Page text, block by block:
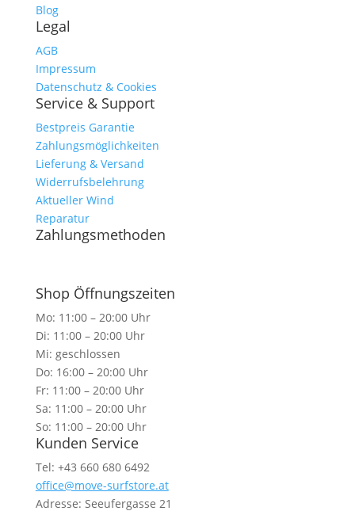
Blog
Legal
AGB
Impressum
Datenschutz & Cookies
Service & Support
Bestpreis Garantie
Zahlungsmöglichkeiten
Lieferung & Versand
Widerrufsbelehrung
Aktueller Wind
Reparatur
Zahlungsmethoden
Shop Öffnungszeiten
Mo: 11:00 – 20:00 Uhr
Di: 11:00 – 20:00 Uhr
Mi: geschlossen
Do: 16:00 – 20:00 Uhr
Fr: 11:00 – 20:00 Uhr
Sa: 11:00 – 20:00 Uhr
So: 11:00 – 20:00 Uhr
Kunden Service
Tel: +43 660 680 6492
office@move-surfstore.at
Adresse: Seeufergasse 21